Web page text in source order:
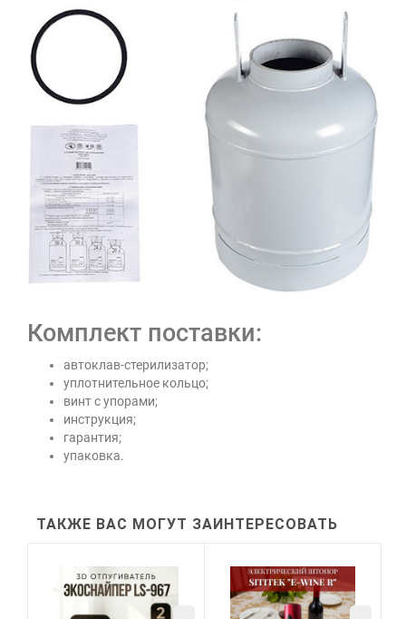
Комплект поставки:
автоклав-стерилизатор;
уплотнительное кольцо;
винт с упорами;
инструкция;
гарантия;
упаковка.
ТАКЖЕ ВАС МОГУТ ЗАИНТЕРЕСОВАТЬ